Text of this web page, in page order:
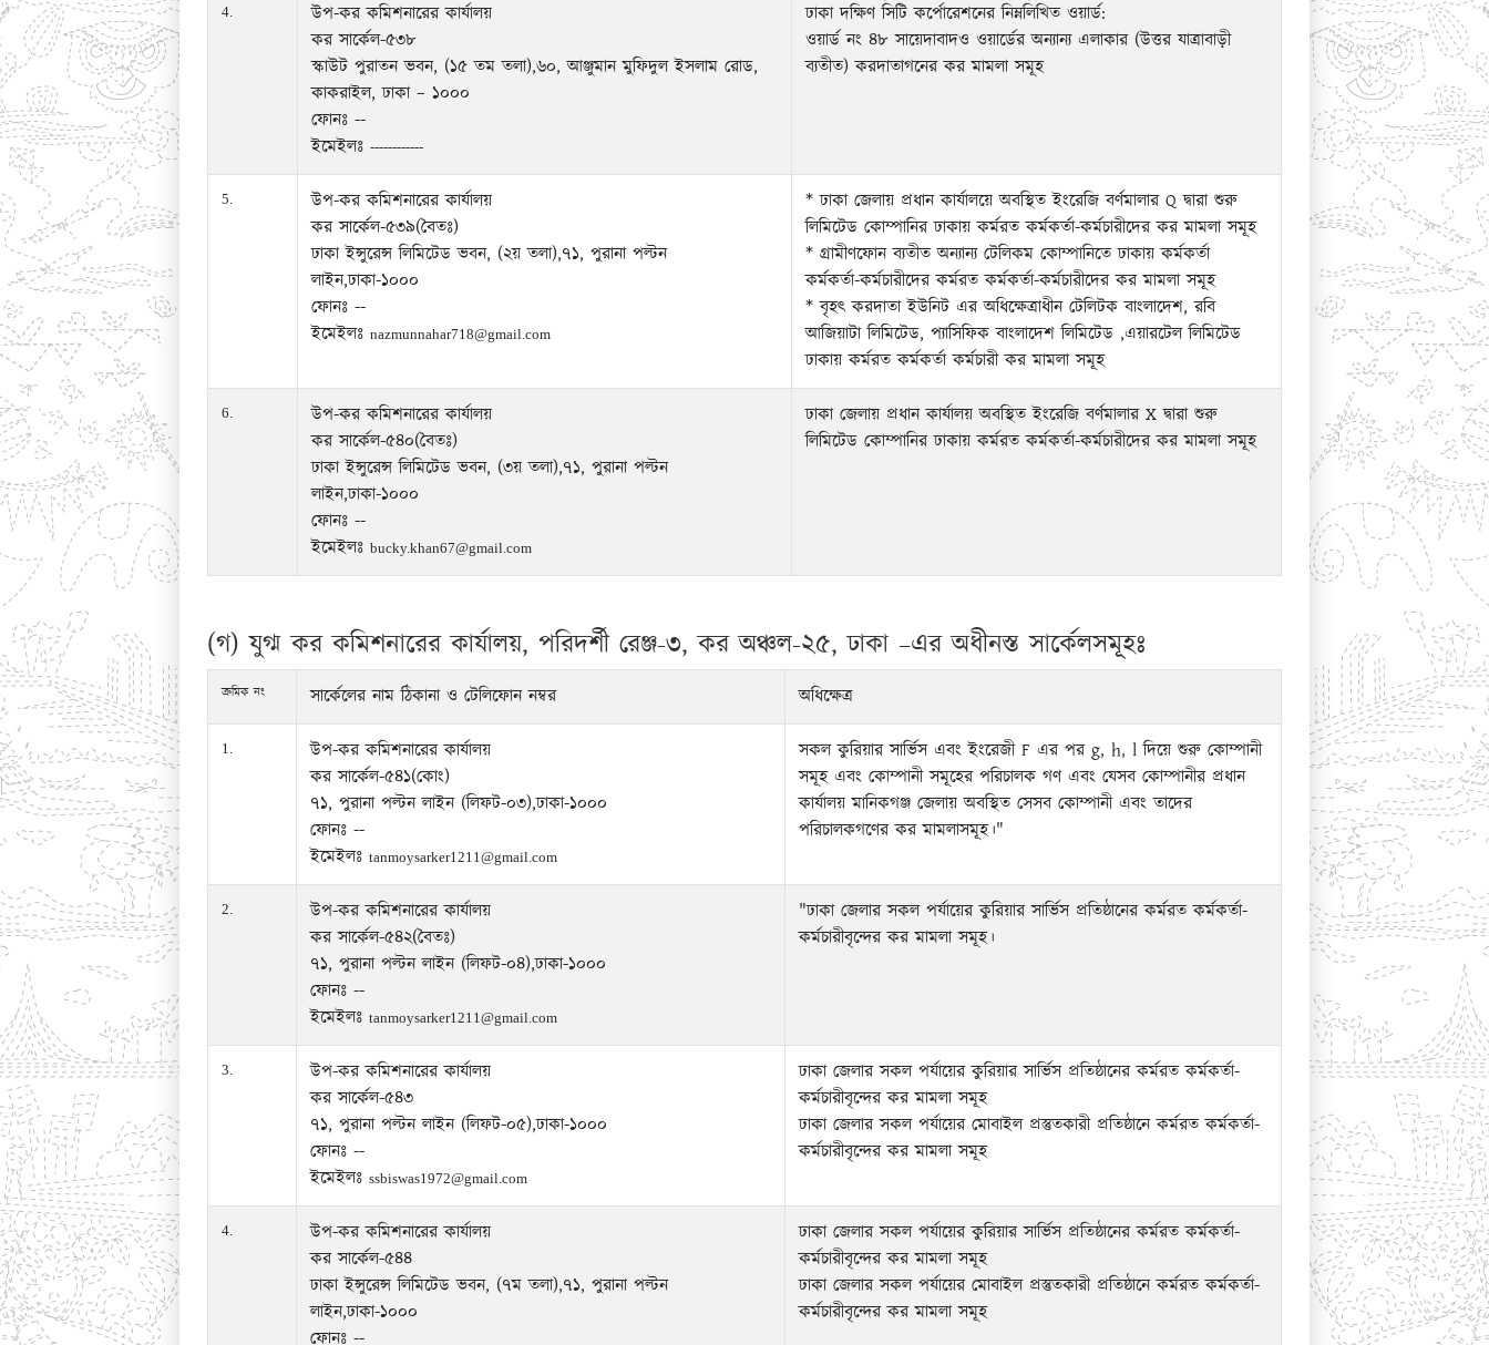
4.
উপ-কর কমিশনারের কার্যালয়
কর সার্কেল-৫৩৮
স্কাউট পুরাতন ভবন, (১৫ তম তলা),৬০, আঞ্জুমান মুফিদুল ইসলাম রোড,
কাকরাইল, ঢাকা – ১০০০
ফোনঃ --
ইমেইলঃ ------------
ঢাকা দক্ষিণ সিটি কর্পোরেশনের নিম্নলিখিত ওয়ার্ড:
ওয়ার্ড নং ৪৮ সায়েদাবাদও ওয়ার্ডের অন্যান্য এলাকার (উত্তর যাত্রাবাড়ী
ব্যতীত) করদাতাগনের কর মামলা সমূহ
5.
উপ-কর কমিশনারের কার্যালয়
কর সার্কেল-৫৩৯(বৈতঃ)
ঢাকা ইন্সুরেন্স লিমিটেড ভবন, (২য় তলা),৭১, পুরানা পল্টন
লাইন,ঢাকা-১০০০
ফোনঃ --
ইমেইলঃ nazmunnahar718@gmail.com
* ঢাকা জেলায় প্রধান কার্যালয়ে অবস্থিত ইংরেজি বর্ণমালার Q দ্বারা শুরু
লিমিটেড কোম্পানির ঢাকায় কর্মরত কর্মকর্তা-কর্মচারীদের কর মামলা সমূহ
* গ্রামীণফোন ব্যতীত অন্যান্য টেলিকম কোম্পানিতে ঢাকায় কর্মকর্তা
কর্মকর্তা-কর্মচারীদের কর্মরত কর্মকর্তা-কর্মচারীদের কর মামলা সমূহ
* বৃহৎ করদাতা ইউনিট এর অধিক্ষেত্রাধীন টেলিটক বাংলাদেশ, রবি
আজিয়াটা লিমিটেড, প্যাসিফিক বাংলাদেশ লিমিটেড ,এয়ারটেল লিমিটেড
ঢাকায় কর্মরত কর্মকর্তা কর্মচারী কর মামলা সমূহ
6.
উপ-কর কমিশনারের কার্যালয়
কর সার্কেল-৫৪০(বৈতঃ)
ঢাকা ইন্সুরেন্স লিমিটেড ভবন, (৩য় তলা),৭১, পুরানা পল্টন
লাইন,ঢাকা-১০০০
ফোনঃ --
ইমেইলঃ bucky.khan67@gmail.com
ঢাকা জেলায় প্রধান কার্যালয় অবস্থিত ইংরেজি বর্ণমালার X দ্বারা শুরু
লিমিটেড কোম্পানির ঢাকায় কর্মরত কর্মকর্তা-কর্মচারীদের কর মামলা সমূহ
(গ) যুগ্ম কর কমিশনারের কার্যালয়, পরিদর্শী রেঞ্জ-৩, কর অঞ্চল-২৫, ঢাকা –এর অধীনস্ত সার্কেলসমূহঃ
ক্রমিক নং সার্কেলের নাম ঠিকানা ও টেলিফোন নম্বর অধিক্ষেত্র
1.
উপ-কর কমিশনারের কার্যালয়
কর সার্কেল-৫৪১(কোং)
৭১, পুরানা পল্টন লাইন (লিফট-০৩),ঢাকা-১০০০
ফোনঃ --
ইমেইলঃ tanmoysarker1211@gmail.com
সকল কুরিয়ার সার্ভিস এবং ইংরেজী F এর পর g, h, l দিয়ে শুরু কোম্পানী
সমূহ এবং কোম্পানী সমূহের পরিচালক গণ এবং যেসব কোম্পানীর প্রধান
কার্যালয় মানিকগঞ্জ জেলায় অবস্থিত সেসব কোম্পানী এবং তাদের
পরিচালকগণের কর মামলাসমূহ।"
2.
উপ-কর কমিশনারের কার্যালয়
কর সার্কেল-৫৪২(বৈতঃ)
৭১, পুরানা পল্টন লাইন (লিফট-০৪),ঢাকা-১০০০
ফোনঃ --
ইমেইলঃ tanmoysarker1211@gmail.com
"ঢাকা জেলার সকল পর্যায়ের কুরিয়ার সার্ভিস প্রতিষ্ঠানের কর্মরত কর্মকর্তা-
কর্মচারীবৃন্দের কর মামলা সমূহ।
3.
উপ-কর কমিশনারের কার্যালয়
কর সার্কেল-৫৪৩
৭১, পুরানা পল্টন লাইন (লিফট-০৫),ঢাকা-১০০০
ফোনঃ --
ইমেইলঃ ssbiswas1972@gmail.com
ঢাকা জেলার সকল পর্যায়ের কুরিয়ার সার্ভিস প্রতিষ্ঠানের কর্মরত কর্মকর্তা-
কর্মচারীবৃন্দের কর মামলা সমূহ
ঢাকা জেলার সকল পর্যায়ের মোবাইল প্রস্তুতকারী প্রতিষ্ঠানে কর্মরত কর্মকর্তা-
কর্মচারীবৃন্দের কর মামলা সমূহ
4.
উপ-কর কমিশনারের কার্যালয়
কর সার্কেল-৫৪৪
ঢাকা ইন্সুরেন্স লিমিটেড ভবন, (৭ম তলা),৭১, পুরানা পল্টন
লাইন,ঢাকা-১০০০
ফোনঃ --
ঢাকা জেলার সকল পর্যায়ের কুরিয়ার সার্ভিস প্রতিষ্ঠানের কর্মরত কর্মকর্তা-
কর্মচারীবৃন্দের কর মামলা সমূহ
ঢাকা জেলার সকল পর্যায়ের মোবাইল প্রস্তুতকারী প্রতিষ্ঠানে কর্মরত কর্মকর্তা-
কর্মচারীবৃন্দের কর মামলা সমূহ